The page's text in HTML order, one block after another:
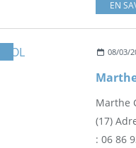
EN
08/03/
Marthe
Marthe
(17)
: 06 86